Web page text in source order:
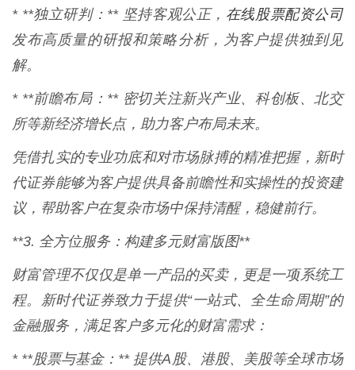
* **独立研判：** 坚持客观公正， 在线股票配资公司
发布高质量的研报和策略分析，为客户提供独到见
解。
* **前瞻布局：** 密切关注新兴产业、科创板、北交
所等新经济增长点，助力客户布局未来。
凭借扎实的专业功底和对市场脉搏的精准把握，新时
代证券能够为客户提供具备前瞻性和实操性的投资建
议，帮助客户在复杂市场中保持清醒，稳健前行。
**3. 全方位服务：构建多元财富版图**
财富管理不仅仅是单一产品的买卖，更是一项系统工
程。新时代证券致力于提供“一站式、全生命周期”的
金融服务，满足客户多元化的财富需求：
* **股票与基金：** 提供A股、港股、美股等全球市场